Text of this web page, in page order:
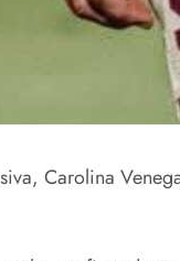
Carolina